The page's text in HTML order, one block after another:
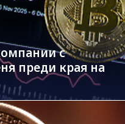
с
преди края на